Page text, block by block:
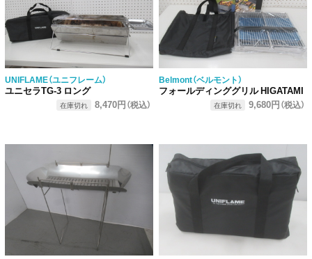
UNIFLAME（ユニフレーム）
ユニセラTG-3 ロング
在庫切れ 8,470円（税込）
Belmont（ベルモント）
フォールディンググリル HIGATAMI
在庫切れ 9,680円（税込）